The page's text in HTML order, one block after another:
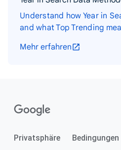
Understand how Year in
and what Top Trending
Mehr erfahren
Privatsphäre Bedingungen